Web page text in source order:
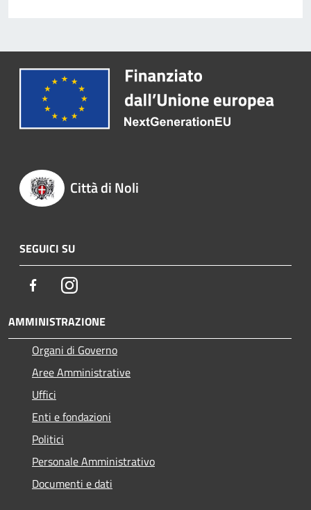
Città di Noli
SEGUICI SU
FacebookInstagram
AMMINISTRAZIONE
Organi di Governo
Aree Amministrative
Uffici
Enti e fondazioni
Politici
Personale Amministrativo
Documenti e dati